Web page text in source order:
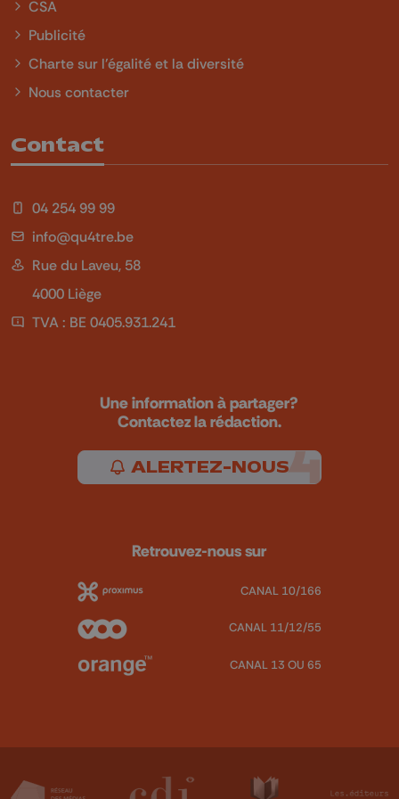
CSA
Publicité
Charte sur l'égalité et la diversité
Nous contacter
Contact
04 254 99 99
info@qu4tre.be
Rue du Laveu, 58
4000 Liège
TVA : BE 0405.931.241
Une information à partager?
Contactez la rédaction.
ALERTEZ-NOUS
Retrouvez-nous sur
CANAL 10/166
CANAL 11/12/55
CANAL 13 OU 65